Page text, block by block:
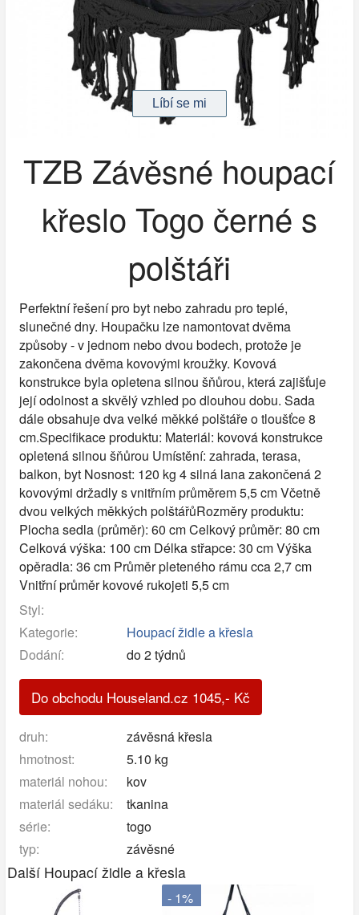
TZB Závěsné houpací
křeslo Togo černé s
polštáři
Perfektní řešení pro byt nebo zahradu pro teplé,
slunečné dny. Houpačku lze namontovat dvěma
způsoby - v jednom nebo dvou bodech, protože je
zakončena dvěma kovovými kroužky. Kovová
konstrukce byla opletena silnou šňůrou, která zajišťuje
její odolnost a skvělý vzhled po dlouhou dobu. Sada
dále obsahuje dva velké měkké polštáře o tloušťce 8
cm.Specifikace produktu: Materiál: kovová konstrukce
opletená silnou šňůrou Umístění: zahrada, terasa,
balkon, byt Nosnost: 120 kg 4 silná lana zakončená 2
kovovými držadly s vnitřním průměrem 5,5 cm Včetně
dvou velkých měkkých polštářůRozměry produktu:
Plocha sedla (průměr): 60 cm Celkový průměr: 80 cm
Celková výška: 100 cm Délka střapce: 30 cm Výška
opěradla: 36 cm Průměr pleteného rámu cca 2,7 cm
Vnitřní průměr kovové rukojeti 5,5 cm
Styl:
Kategorie:
Houpací židle a křesla
Dodání:
do 2 týdnů
Do obchodu Houseland.cz 1045,- Kč
druh:
závěsná křesla
hmotnost:
5.10 kg
materiál nohou:
kov
materiál sedáku:
tkanina
série:
togo
typ:
závěsné
Další Houpací židle a křesla
- 1%